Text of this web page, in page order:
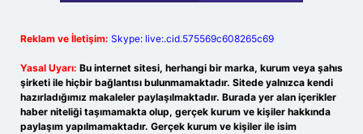
Reklam ve İletişim: Skype: live:.cid.575569c608265c69
Yasal Uyarı: Bu internet sitesi, herhangi bir marka, kurum veya şahıs
şirketi ile hiçbir bağlantısı bulunmamaktadır. Sitede yalnızca kendi
hazırladığımız makaleler paylaşılmaktadır. Burada yer alan içerikler
haber niteliği taşımamakta olup, gerçek kurum ve kişiler hakkında
paylaşım yapılmamaktadır. Gerçek kurum ve kişiler ile isim